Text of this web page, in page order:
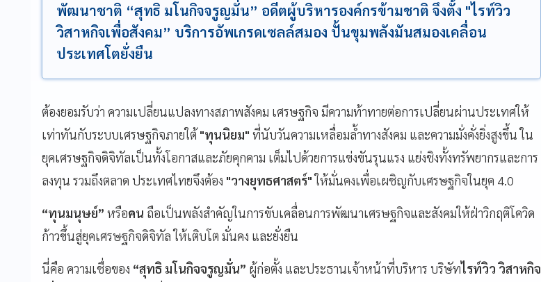
พัฒนาชาติ “สุทธิ มโนกิจจรูญมั่น” อดีตผู้บริหารองค์กรข้ามชาติ จึงตั้ง "ไรท์วิว
วิสาหกิจเพื่อสังคม” บริการอัพเกรดเซลล์สมอง ปั้นขุมพลังมันสมองเคลื่อน
ประเทศโตยั่งยืน
ต้องยอมรับว่า ความเปลี่ยนแปลงทางสภาพสังคม เศรษฐกิจ มีความท้าทายต่อการเปลี่ยนผ่านประเทศให้
เท่าทันกับระบบเศรษฐกิจภายใต้"ทุนนิยม" ที่นับวันความเหลื่อมล้ำทางสังคม และความมั่งคั่งยิ่งสูงขึ้น ใน
ยุคเศรษฐกิจดิจิทัลเป็นทั้งโอกาสและภัยคุกคาม เต็มไปด้วยการแข่งขันรุนแรง แย่งชิงทั้งทรัพยากรและการ
ลงทุน รวมถึงตลาด ประเทศไทยจึงต้อง "วางยุทธศาสตร์"ให้มั่นคงเพื่อเผชิญกับเศรษฐกิจในยุค 4.0
“ทุนมนุษย์” หรือคน ถือเป็นพลังสำคัญในการขับเคลื่อนการพัฒนาเศรษฐกิจและสังคมให้ฝ่าวิกฤติโควิด
ก้าวขึ้นสู่ยุคเศรษฐกิจดิจิทัล ให้เติบโต มั่นคง และยั่งยืน
นี่คือ ความเชื่อของ “สุทธิ มโนกิจจรูญมั่น” ผู้ก่อตั้ง และประธานเจ้าหน้าที่บริหาร บริษัทไรท์วิว วิสาหกิจ